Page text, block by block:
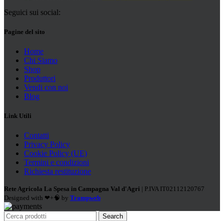
Seguici sui social:
Pagine del sito
Home
Chi Siamo
Shop
Produttori
Vendi con noi
Blog
Link Utili
Contatti
Privacy Policy
Cookie Policy (UE)
Termini e condizioni
Richiesta restituzione
Rete Agricola La Spesa in Campagna Val d'Agri | P.IVA IT02112120767
Designed with ❤+🧠 by Trampweb
Search